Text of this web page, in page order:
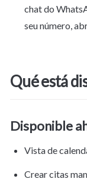
chat do
seu número,
Qué está
Disponible
Vista de
Crear citas